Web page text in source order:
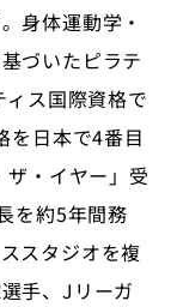
身体運動学・
づいたピラテ
ス国際資格で
を日本で4番目
・イヤー」受
を約5年間務
スタジオを複
手、Jリーガ